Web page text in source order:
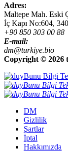
Adres:
Maltepe Mah. Eski
İç Kapı No:604,
+90 850 303 00 88
E-mail:
dm@turkiye.bio
Copyright © 2026
DM
Gizlilik
Şartlar
İptal
Hakkımızda